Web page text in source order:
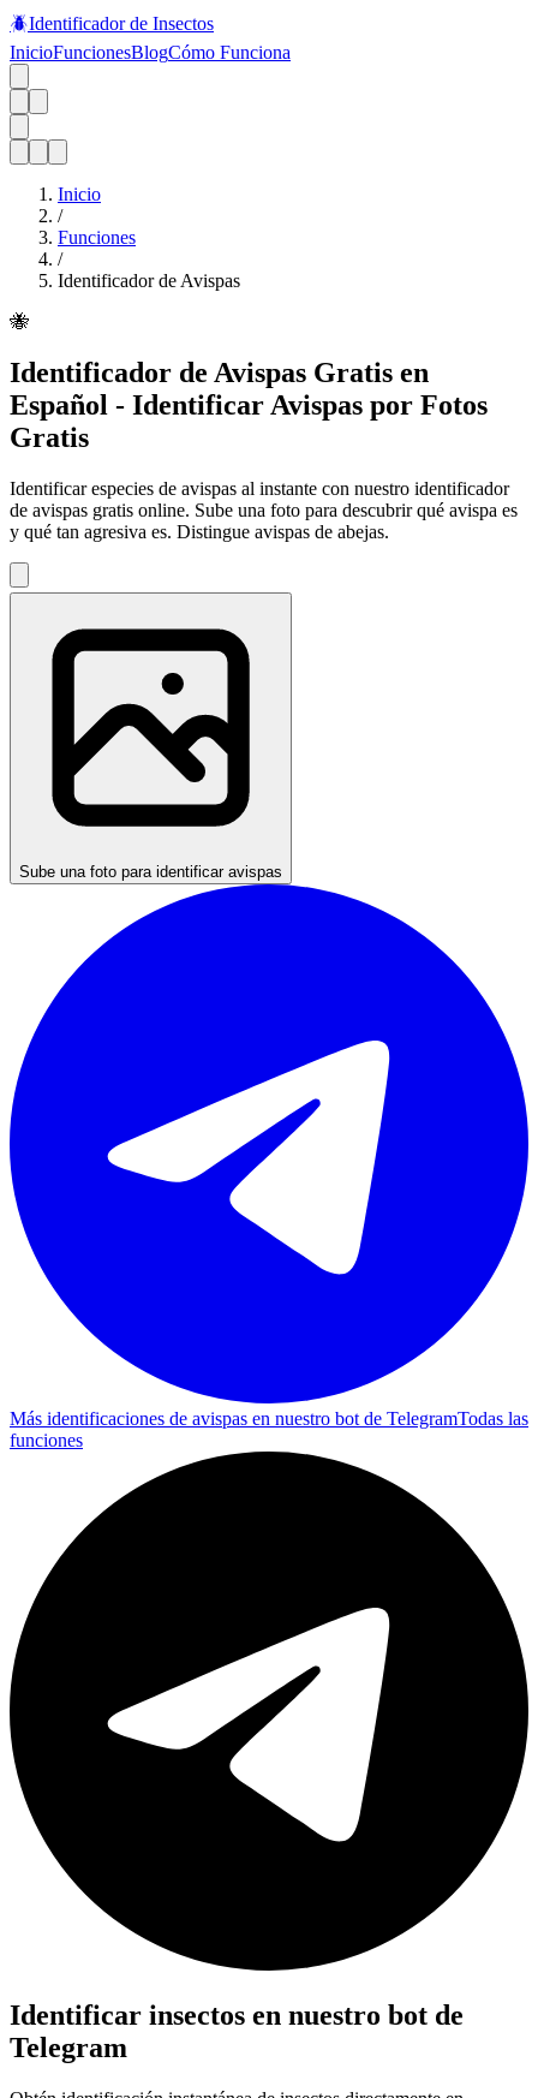
🪲Identificador de Insectos
InicioFuncionesBlogCómo Funciona
Inicio
/
Funciones
/
Identificador de Avispas
🐝
Identificador de Avispas Gratis en
Español - Identificar Avispas por Fotos
Gratis
Identificar especies de avispas al instante con nuestro identificador
de avispas gratis online. Sube una foto para descubrir qué avispa es
y qué tan agresiva es. Distingue avispas de abejas.
Sube una foto para identificar avispas
Más identificaciones de avispas en nuestro bot de TelegramTodas las
funciones
Identificar insectos en nuestro bot de
Telegram